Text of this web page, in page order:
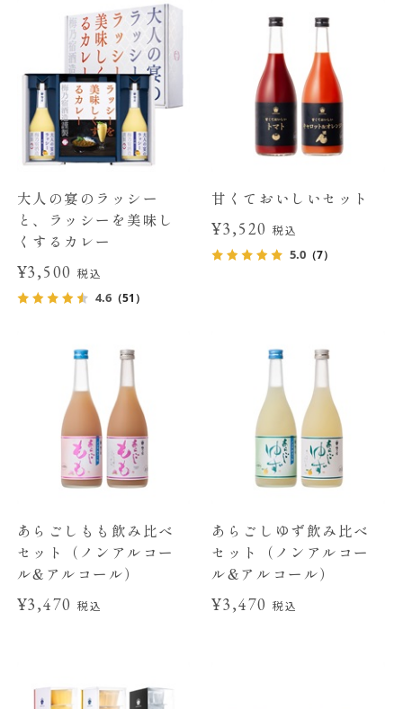
大人の宴のラッシー
と、ラッシーを美味し
くするカレー
¥3,500税込
4.6（51）
甘くておいしいセット
¥3,520 税込
5.0 （7）
あらごしもも飲み比べ
セット（ノンアルコー
ル&アルコール）
¥3,470税込
あらごしゆず飲み比べ
セット（ノンアルコー
ル&アルコール）
¥3,470 税込